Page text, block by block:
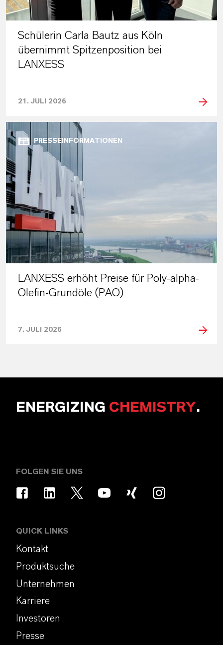
Schülerin Carla Bautz aus Köln
übernimmt Spitzenposition bei
LANXESS
21. JULI 2026
PRESSEINFORMATIONEN
LANXESS erhöht Preise für Poly-alpha-
Olefin-Grundöle (PAO)
7. JULI 2026
ENERGIZING CHEMISTRY.
FOLGEN SIE UNS
QUICK LINKS
Kontakt
Produktsuche
Unternehmen
Karriere
Investoren
Presse